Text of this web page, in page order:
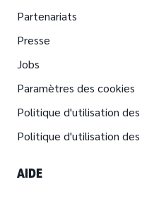
Partenariats
Presse
Jobs
Paramètres des cookies
Politique d'utilisation
Politique d'utilisation
AIDE